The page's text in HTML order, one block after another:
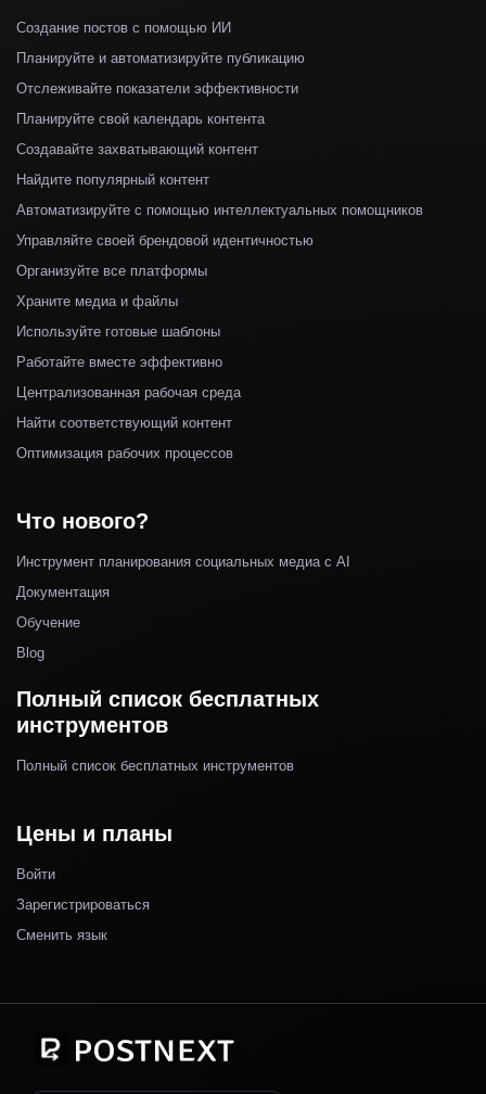
Создание постов с помощью ИИ
Планируйте и автоматизируйте публикацию
Отслеживайте показатели эффективности
Планируйте свой календарь контента
Создавайте захватывающий контент
Найдите популярный контент
Автоматизируйте с помощью интеллектуальных помощников
Управляйте своей брендовой идентичностью
Организуйте все платформы
Храните медиа и файлы
Используйте готовые шаблоны
Работайте вместе эффективно
Централизованная рабочая среда
Найти соответствующий контент
Оптимизация рабочих процессов
Что нового?
Инструмент планирования социальных медиа с AI
Документация
Обучение
Blog
Полный список бесплатных
инструментов
Полный список бесплатных инструментов
Цены и планы
Войти
Зарегистрироваться
Сменить язык